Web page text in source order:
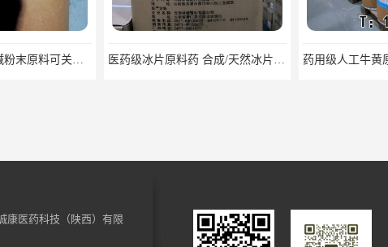
医药级冰片原料药 合成/天然冰片药典标准原料 药用级人工牛黄原料药cp2025资质齐全
康医药科技（陕西）有限